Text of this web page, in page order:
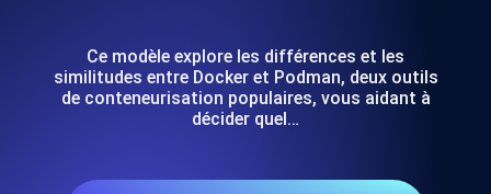
Ce modèle explore les différences et les
similitudes entre Docker et Podman, deux outils
de conteneurisation populaires, vous aidant à
décider quel…